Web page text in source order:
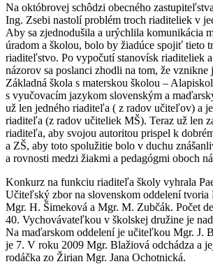
Na októbrovej schôdzi obecného
Ing. Zsebi nastolí problém troch riaditeliek v
Aby sa zjednodušila a urýchlila komunikácia
úradom a školou, bolo by žiadúce spojiť tieto
riaditeľstvo. Po vypočutí stanovísk riaditeliek
názorov sa poslanci zhodli na tom, že vznikne
Základná škola s materskou školou –
s vyučovacím jazykom slovenským a
už len jedného riaditeľa ( z radov učiteľov) a
riaditeľa (z radov učiteliek MŠ). Teraz už len
riaditeľa, aby svojou autoritou prispel k
a ZŠ, aby toto spolužitie bolo v duchu
a rovnosti medzi žiakmi a pedagógmi oboch
Konkurz na funkciu riaditeľa školy vyhrala
Učiteľský zbor na slovenskom oddelení
Mgr. H. Šimeková a Mgr. M. Zubčák. Počet
40. Vychovávateľkou v školskej družine je
Na maďarskom oddelení je učiteľkou Mgr. J.
je 7. V roku 2009 Mgr. Blažiová odchádza a
rodáčka zo Žirian Mgr. Jana Ochotnická.